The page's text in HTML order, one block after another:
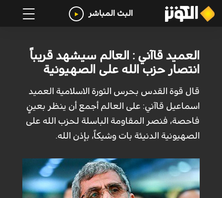
البث المباشر
العميد قاآني : العالم سيشهد قريباً
انتصار حزب الله على الصهيونية
قال قوة القدس بحرس الثورة الاسلامية العميد
اسماعيل قاآني: على العالم أجمع أن ينظر بعينٍ
فاحصة، فنصر المقاومة الباسلة لحزب الله على
الصهيونية الدنيئة بات وشيكاً، بإذن الله.